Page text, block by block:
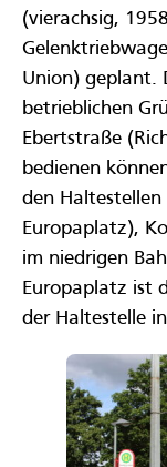
(vierachsig,
Union) geplant.
betrieblichen
Ebertstraße
bedienen
den
Europaplatz),
im niedrigen
Europaplatz ist
der Haltestelle